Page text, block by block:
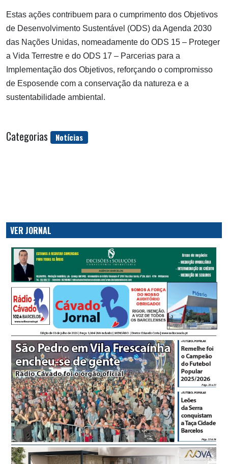
Estas ações contribuem para o cumprimento dos Objetivos
de Desenvolvimento Sustentável (ODS) da Agenda 2030
das Nações Unidas, nomeadamente do ODS 15 – Proteger
a Vida Terrestre e do ODS 17 – Parcerias para a
Implementação dos Objetivos, reforçando o compromisso
de Esposende com a conservação da natureza e a
sustentabilidade ambiental.
Categorias Notícias
VER JORNAL